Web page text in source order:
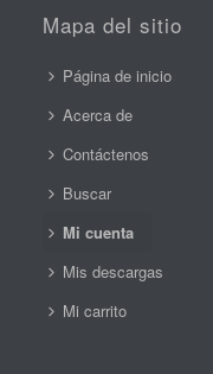
Mapa del sitio
Página de inicio
Acerca de
Contáctenos
Buscar
Mi cuenta
Mis descargas
Mi carrito